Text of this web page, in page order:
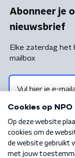
Abonneer je
nieuwsbrief
Elke zaterdag het
mailbox
Algemene